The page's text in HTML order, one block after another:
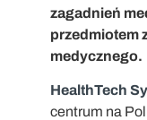
zagadnień
przedmiotem
medycznego.
HealthTech
centrum na